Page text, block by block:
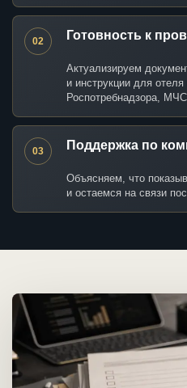
02 Готовность к
Актуализируем
и инструкции для
Роспотребнадзора,
03 Поддержка по
Объясняем, что
и остаемся на связи